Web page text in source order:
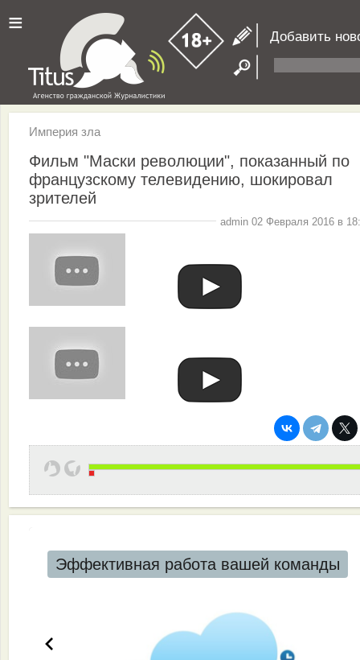
≡ Добавить
Империя зла
Фильм "Маски революции", показанный по
французскому телевидению, шокировал
зрителей
admin 02 Февраля 2016 в
Эффективная работа вашей команды